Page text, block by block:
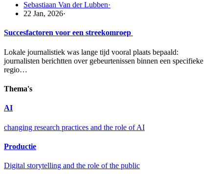
Sebastiaan Van der Lubben·
22 Jan, 2026·
Succesfactoren voor een streekomroep
Lokale journalistiek was lange tijd vooral plaats bepaald:
journalisten berichtten over gebeurtenissen binnen een specifieke
regio…
Thema's
AI
changing research practices and the role of AI
Productie
Digital storytelling and the role of the public